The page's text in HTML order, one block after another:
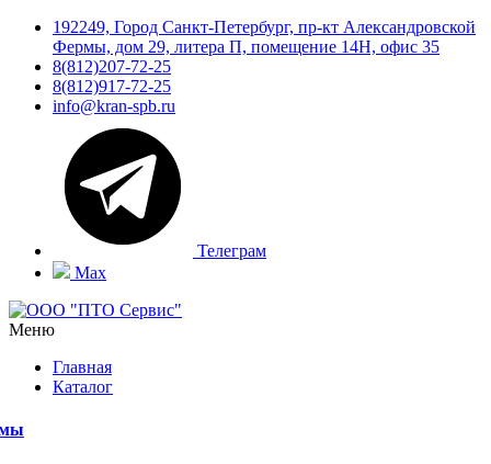
192249, Город Санкт-Петербург, пр-кт Александровской
Фермы, дом 29, литера П, помещение 14Н, офис 35
8(812)207-72-25
8(812)917-72-25
info@kran-spb.ru
Телеграм
Max
Меню
Главная
Каталог